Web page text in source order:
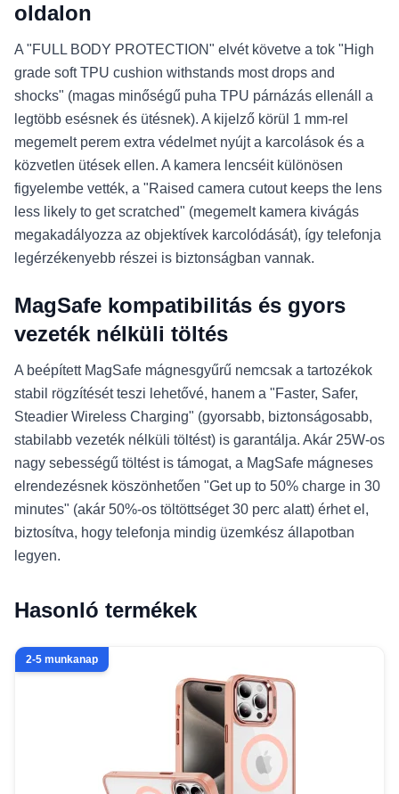
oldalon
A "FULL BODY PROTECTION" elvét követve a tok "High
grade soft TPU cushion withstands most drops and
shocks" (magas minőségű puha TPU párnázás ellenáll a
legtöbb esésnek és ütésnek). A kijelző körül 1 mm-rel
megemelt perem extra védelmet nyújt a karcolások és a
közvetlen ütések ellen. A kamera lencséit különösen
figyelembe vették, a "Raised camera cutout keeps the lens
less likely to get scratched" (megemelt kamera kivágás
megakadályozza az objektívek karcolódását), így telefonja
legérzékenyebb részei is biztonságban vannak.
MagSafe kompatibilitás és gyors
vezeték nélküli töltés
A beépített MagSafe mágnesgyűrű nemcsak a tartozékok
stabil rögzítését teszi lehetővé, hanem a "Faster, Safer,
Steadier Wireless Charging" (gyorsabb, biztonságosabb,
stabilabb vezeték nélküli töltést) is garantálja. Akár 25W-os
nagy sebességű töltést is támogat, a MagSafe mágneses
elrendezésnek köszönhetően "Get up to 50% charge in 30
minutes" (akár 50%-os töltöttséget 30 perc alatt) érhet el,
biztosítva, hogy telefonja mindig üzemkész állapotban
legyen.
Hasonló termékek
2-5 munkanap